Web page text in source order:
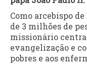
Como arcebispo
de 3 milhões de
missionário
evangelização e
pobres e aos